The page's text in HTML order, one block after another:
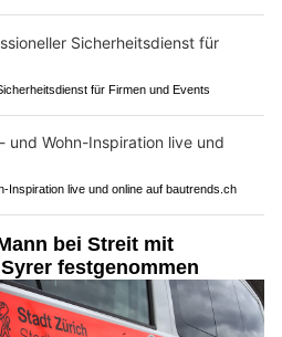
für Firmen und Events
Inspiration live und online auf bautrends.ch
bei Streit mit
festgenommen